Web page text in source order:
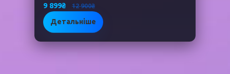
9 899₴ 12 900₴
Детальніше